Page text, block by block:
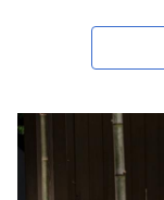
夜の寒暖差により
た野菜を使った料
い。
また、今年の夏も
能」を行います。
村行事として今日